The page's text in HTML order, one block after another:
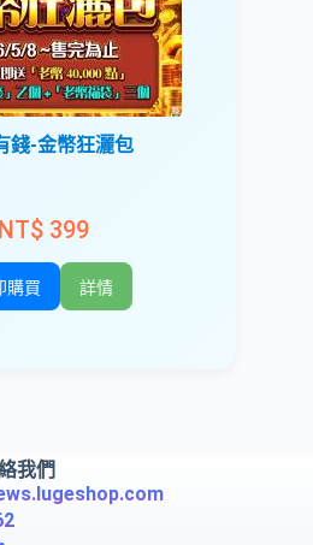
錢-金幣狂灑包
NT$ 399
購買 詳情
我們